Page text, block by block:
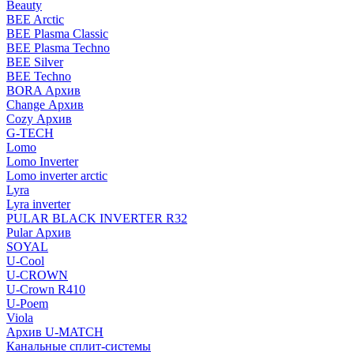
Beauty
BEE Arctic
BEE Plasma Classic
BEE Plasma Techno
BEE Silver
BEE Techno
BORA Архив
Change Архив
Cozy Архив
G-TECH
Lomo
Lomo Inverter
Lomo inverter arctic
Lyra
Lyra inverter
PULAR BLACK INVERTER R32
Pular Архив
SOYAL
U-Cool
U-CROWN
U-Crown R410
U-Poem
Viola
Архив U-MATCH
Канальные сплит-системы